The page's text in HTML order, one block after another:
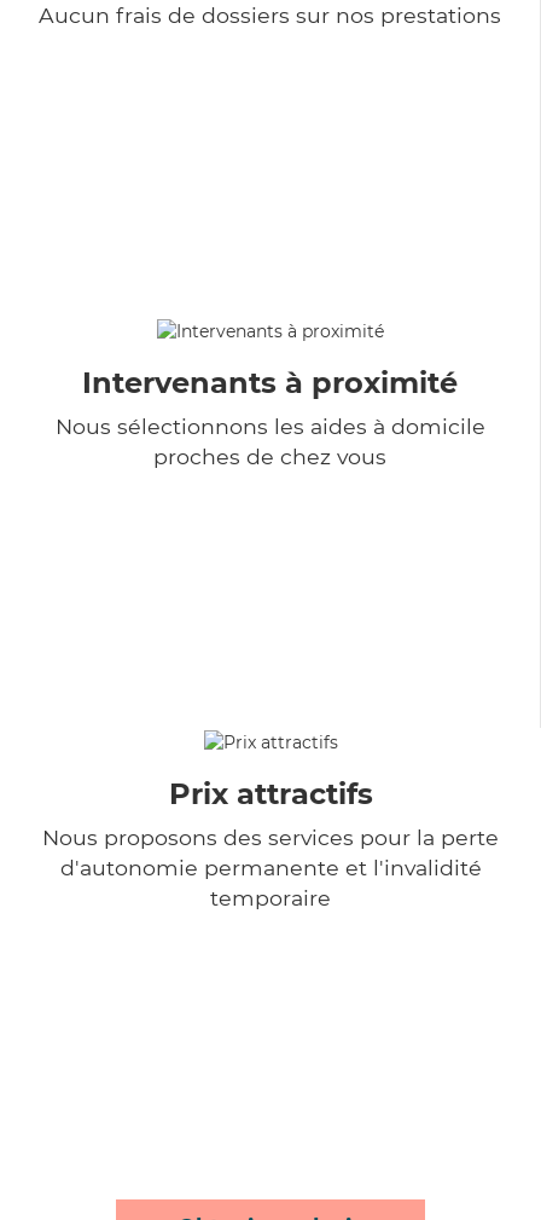
Aucun frais de dossiers sur nos prestations
Intervenants à proximité
Nous sélectionnons les aides à domicile
proches de chez vous
Prix attractifs
Nous proposons des services pour la perte
d'autonomie permanente et l'invalidité
temporaire